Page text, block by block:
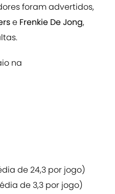
foram advertidos,
e Frenkie De Jong,
na
de 24,3 por jogo)
de 3,3 por jogo)